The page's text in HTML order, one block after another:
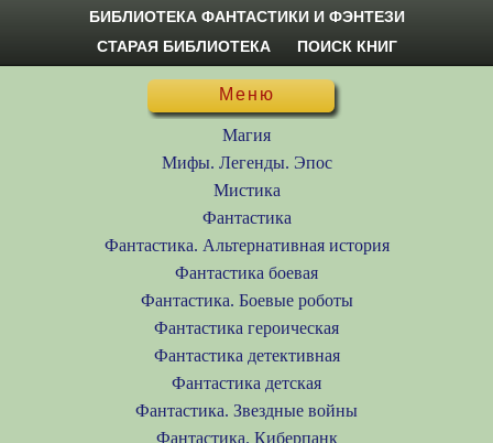
БИБЛИОТЕКА ФАНТАСТИКИ И ФЭНТЕЗИ
СТАРАЯ БИБЛИОТЕКА
ПОИСК КНИГ
Меню
Магия
Мифы. Легенды. Эпос
Мистика
Фантастика
Фантастика. Альтернативная история
Фантастика боевая
Фантастика. Боевые роботы
Фантастика героическая
Фантастика детективная
Фантастика детская
Фантастика. Звездные войны
Фантастика. Киберпанк